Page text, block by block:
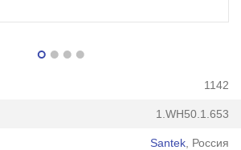
1142
1.WH50.1.653
Santek , Россия